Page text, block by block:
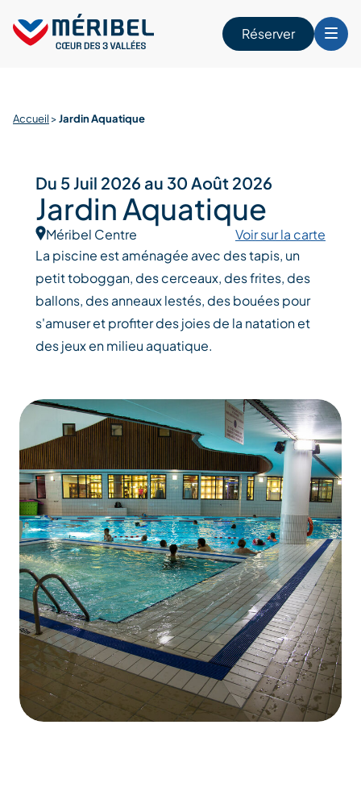
content
Réserver
Accueil >Jardin Aquatique
Du 5 Juil 2026 au 30 Août 2026
Jardin Aquatique
Méribel Centre
Voir sur la carte
La piscine est aménagée avec des tapis, un
petit toboggan, des cerceaux, des frites, des
ballons, des anneaux lestés, des bouées pour
s'amuser et profiter des joies de la natation et
des jeux en milieu aquatique.